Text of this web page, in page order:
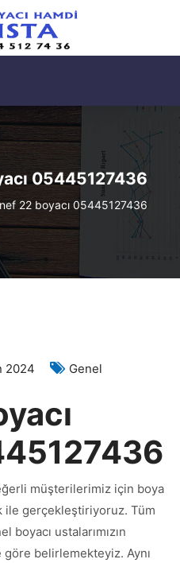
05445127436
22 boyacı 05445127436
2024 Genel
müşterilerimiz için boya
ile gerçekleştiriyoruz. Tüm
boyacı ustalarımızın
göre belirlemekteyiz. Aynı